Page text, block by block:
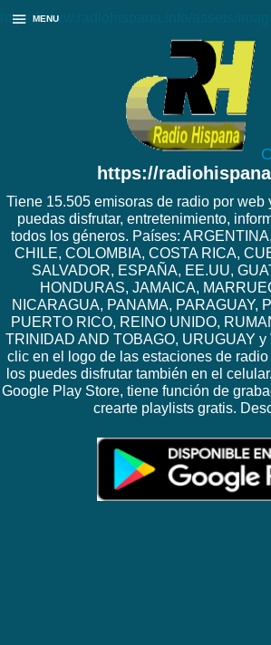
https://www.radiohispana.info/assets/
https://
Tiene 15.505 emisoras de radio por web
puedas disfrutar, entretenimiento,
todos los géneros. Países:
CHILE, COLOMBIA, COSTA RICA,
SALVADOR, ESPAÑA, EE.UU,
HONDURAS, JAMAICA,
NICARAGUA, PANAMA, PARAGUAY,
PUERTO RICO, REINO UNIDO,
TRINIDAD AND TOBAGO, URUGUAY
clic en el logo de las estaciones de
los puedes disfrutar también en el
Google Play Store, tiene función de
crearte playlists gratis.
MENU